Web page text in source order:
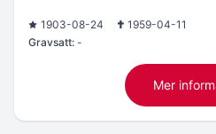
1903-08-24
1959-04-11
Gravsatt: -
Mer